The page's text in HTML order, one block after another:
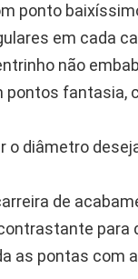
ponto
em cada
não
pontos fantasia,
o diâmetro
de
para
as pontas com